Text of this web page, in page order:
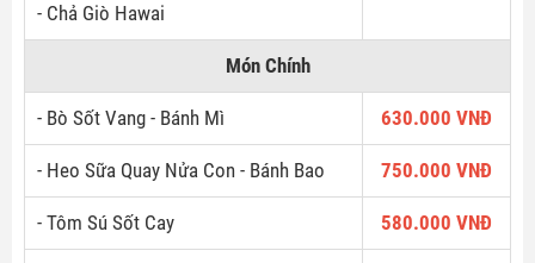
- Chả Giò Hawai
Món Chính
- Bò Sốt Vang - Bánh Mì 630.000 VNĐ
- Heo Sữa Quay Nửa Con - Bánh Bao 750.000 VNĐ
- Tôm Sú Sốt Cay 580.000 VNĐ